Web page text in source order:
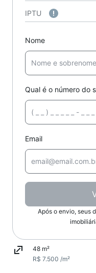
IPTU
Nome
Qual é o número do
Email
Após o envio, seus
48 m²
R$ 7.500 /m²